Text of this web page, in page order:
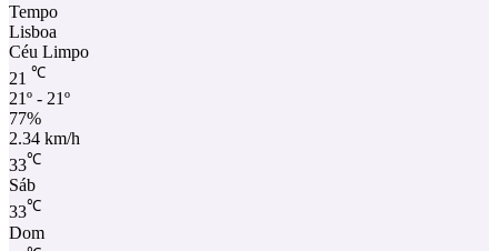
Tempo
Lisboa
Céu Limpo
21 ℃
21º - 21º
77%
2.34 km/h
33℃
Sáb
33℃
Dom